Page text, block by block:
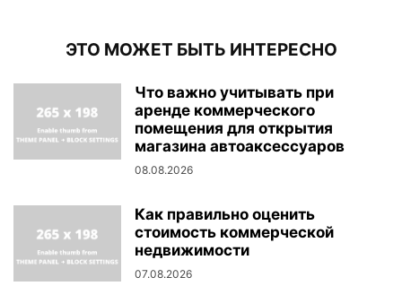
ЭТО МОЖЕТ БЫТЬ ИНТЕРЕСНО
Что важно учитывать при
аренде коммерческого
помещения для открытия
магазина автоаксессуаров
08.08.2026
Как правильно оценить
стоимость коммерческой
недвижимости
07.08.2026